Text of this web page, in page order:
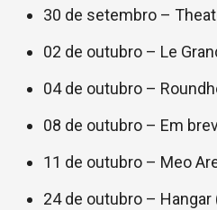
30 de setembro –
02 de outubro – Le
04 de outubro –
08 de outubro – Em
11 de outubro – Meo
24 de outubro – Hangar